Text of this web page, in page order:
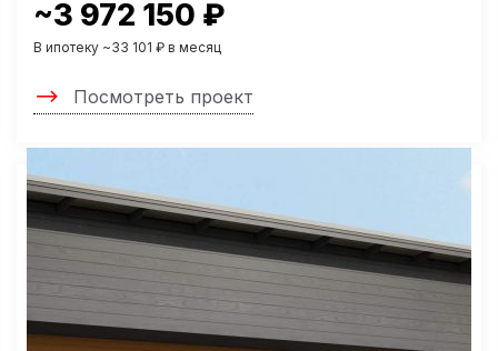
~3 972 150 ₽
В ипотеку ~33 101 ₽ в месяц
Посмотреть проект